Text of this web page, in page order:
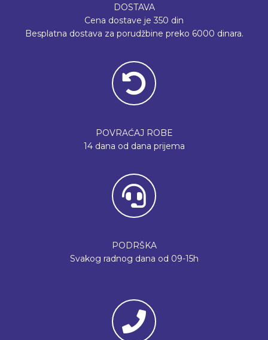
DOSTAVA
Cena dostave je 350 din
Besplatna dostava za porudžbine preko 6000 dinara.
POVRAĆAJ ROBE
14 dana od dana prijema
PODRŠKA
Svakog radnog dana od 09-15h